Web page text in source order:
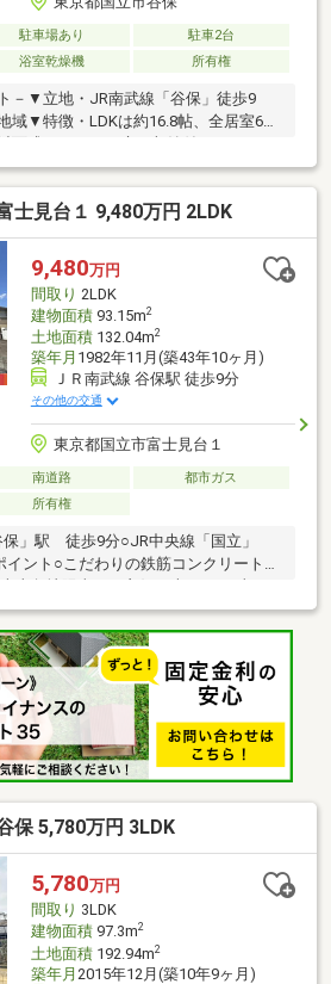
駐車場あり
駐車2台
浴室乾燥機 所有権
－▼立地・JR南武線「谷保」徒歩9
域▼特徴・LDKは約16.8帖、全居室6帖
室にランドリースペース有・コミュニ
階段・主寝室約7.0帖に南西向きバルコ
分有(車種による)▼設備・食洗機・浴
ス▼周辺環境・浄水公園 徒歩4分(約
しをお手伝いします ━━━━━・・・
軽にお問い合わせください。
士見台１ 9,480万円 2LDK
9,480万円
間取り 2LDK
建物面積93.15m2
土地面積132.04m2
築年月 1982年11月(築43年10ヶ月)
ＪＲ南武線 谷保駅 徒歩9分
その他の交通
東京都国立市富士見台１
南道路
都市ガス
所有権
」駅 徒歩9分○JR中央線「国立」
ント○こだわりの鉄筋コンクリート造
用地域○建ぺい率：40％○容積率：
、用途に応じた使い分けが可能です■
リハウスにお任せくださいお住まいの
のご事情に合わせてトータルサポート
コールにて、ご所有不動産の概要をお
料査定のお申込みは』フリーコール
保 5,780万円 3LDK
5,780万円
間取り 3LDK
建物面積97.3m2
土地面積192.94m2
築年月 2015年12月(築10年9ヶ月)